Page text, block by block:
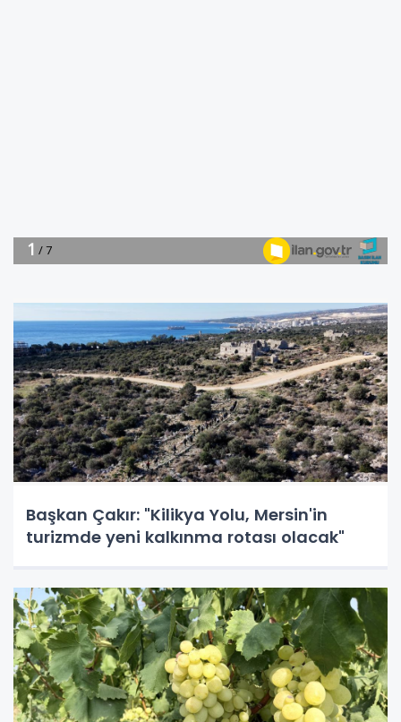
Başkan Çakır: "Kilikya Yolu, Mersin'in
turizmde yeni kalkınma rotası olacak"